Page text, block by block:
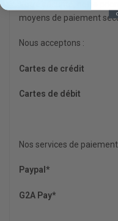
moyens de paiement
Nous acceptons :
Cartes de crédit
Cartes de débit
Nos services de
Paypal*
G2A Pay*